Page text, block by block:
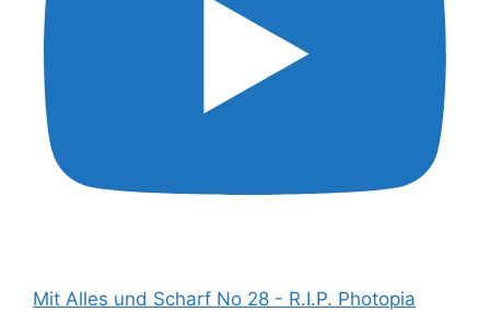
Mit Alles und Scharf No 28 - R.I.P. Photopia